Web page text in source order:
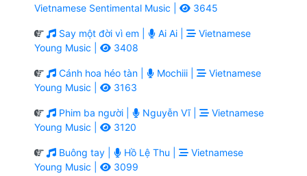
Vietnamese Sentimental Music |
3645
Say một đời vì em | Ai Ai |
Vietnamese
Young Music |
3408
Cánh hoa héo tàn | Mochiii |
Vietnamese
Young Music |
3163
Phim ba người | Nguyễn Vĩ |
Vietnamese
Young Music |
3120
Buông tay | Hồ Lệ Thu |
Vietnamese
Young Music |
3099